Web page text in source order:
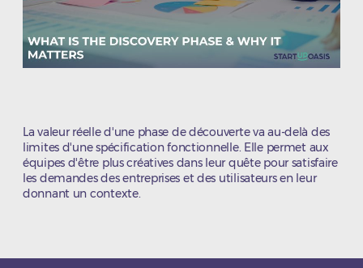
La valeur réelle d'une phase de découverte va au-delà des
limites d'une spécification fonctionnelle. Elle permet aux
équipes d'être plus créatives dans leur quête pour satisfaire
les demandes des entreprises et des utilisateurs en leur
donnant un contexte.